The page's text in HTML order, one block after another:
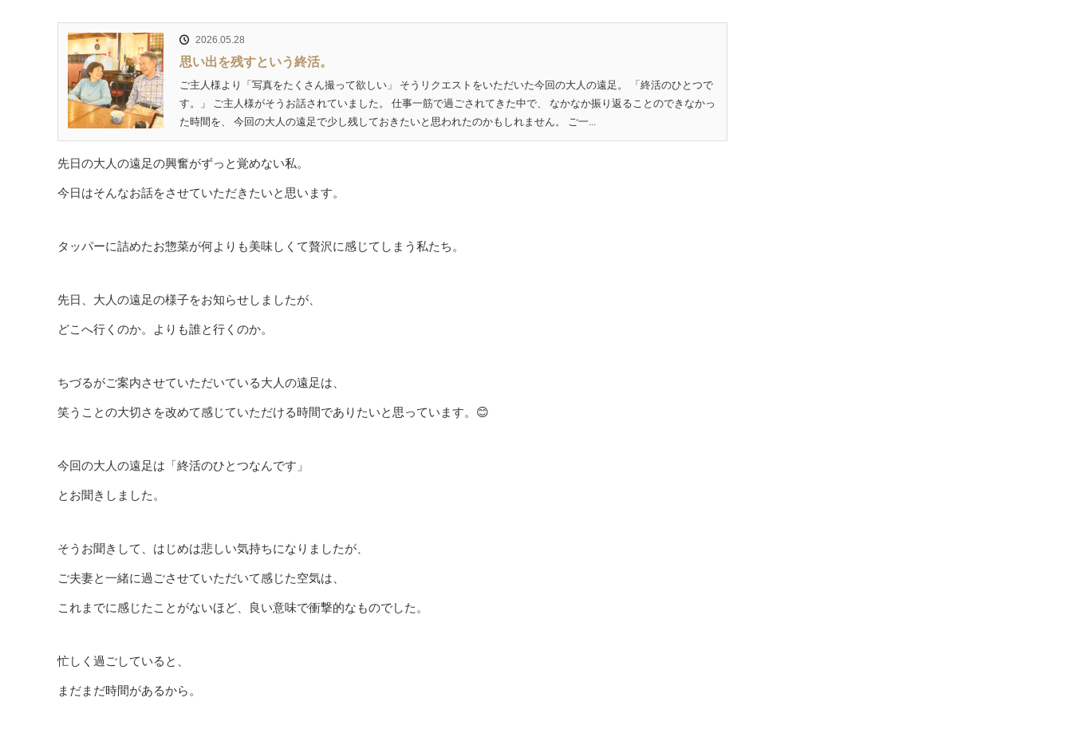
2026.05.28
思い出を残すという終活。
ご主人様より「写真をたくさん撮って欲しい」 そうリクエストをいただいた今回の大人の遠足。 「終活のひとつで
す。」 ご主人様がそうお話されていました。 仕事一筋で過ごされてきた中で、 なかなか振り返ることのできなかっ
た時間を、 今回の大人の遠足で少し残しておきたいと思われたのかもしれません。 ご一...
先日の大人の遠足の興奮がずっと覚めない私。
今日はそんなお話をさせていただきたいと思います。
タッパーに詰めたお惣菜が何よりも美味しくて贅沢に感じてしまう私たち。
先日、大人の遠足の様子をお知らせしましたが、
どこへ行くのか。よりも誰と行くのか。
ちづるがご案内させていただいている大人の遠足は、
笑うことの大切さを改めて感じていただける時間でありたいと思っています。😊
今回の大人の遠足は「終活のひとつなんです」
とお聞きしました。
そうお聞きして、はじめは悲しい気持ちになりましたが、
ご夫妻と一緒に過ごさせていただいて感じた空気は、
これまでに感じたことがないほど、良い意味で衝撃的なものでした。
忙しく過ごしていると、
まだまだ時間があるから。